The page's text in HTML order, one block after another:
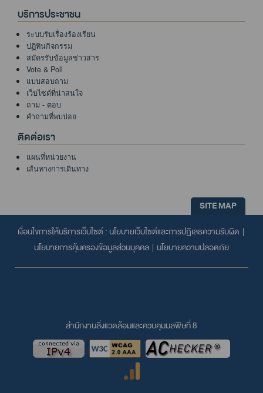
บริการประชาชน
ระบบรับเรื่องร้องเรียน
ปฏิทินกิจกรรม
สมัครรับข้อมูลข่าวสาร
Vote & Poll
แบบสอบถาม
เว็บไซต์ที่น่าสนใจ
ถาม - ตอบ
คำถามที่พบบ่อย
ติดต่อเรา
แผนที่หน่วยงาน
เส้นทางการเดินทาง
SITE MAP
เงื่อนไขการให้บริการเว็บไซต์ : นโยบายเว็บไซต์และการปฏิเสธความรับผิด |
นโยบายการคุ้มครองข้อมูลส่วนบุคคล | นโยบายความปลอดภัย
สำนักงานสิ่งแวดล้อมและควบคุมมลพิษที่ 8